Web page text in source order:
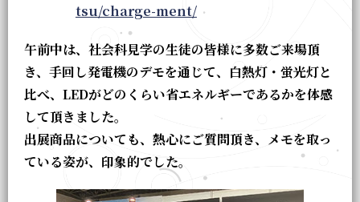
tsu/charge-ment/
午前中は、社会科見学の生徒の皆様に多数ご来場頂
き、手回し発電機のデモを通じて、白熱灯・蛍光灯と
比べ、LEDがどのくらい省エネルギーであるかを体感
して頂きました。
出展商品についても、熱心にご質問頂き、メモを取っ
ている姿が、印象的でした。